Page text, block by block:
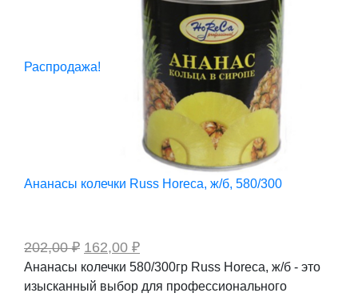
Распродажа!
Ананасы колечки Russ Horeca, ж/б, 580/300
202,00₽ Первоначальная
составляла
202,00 ₽.
162,00 ₽Текущая
цена:
162,00 ₽.
Ананасы колечки 580/300гр Russ Horeca, ж/б - это
изысканный выбор для профессионального